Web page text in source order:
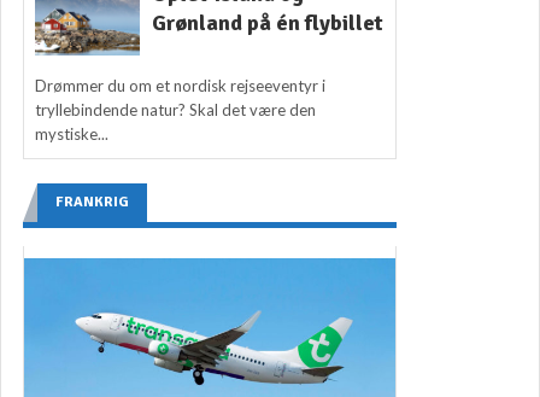
Grønland på én flybillet
Drømmer du om et nordisk rejseeventyr i
tryllebindende natur? Skal det være den
mystiske...
FRANKRIG